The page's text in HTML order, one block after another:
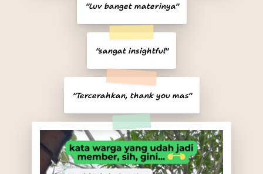
"Luv banget materinya"
"sangat insightful"
"Tercerahkan, thank you mas"